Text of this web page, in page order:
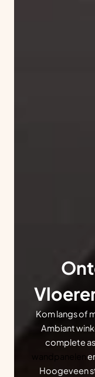
Kom langs of
Ambiant
complete
Hoogeveen